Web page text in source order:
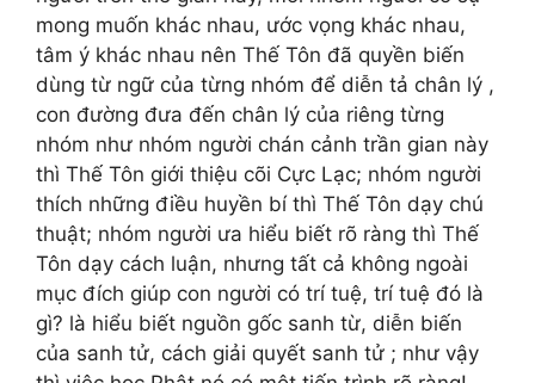
mong muốn khác nhau, ước vọng khác nhau,
tâm ý khác nhau nên Thế Tôn đã quyền biến
dùng từ ngữ của từng nhóm để diễn tả chân lý ,
con đường đưa đến chân lý của riêng từng
nhóm như nhóm người chán cảnh trần gian này
thì Thế Tôn giới thiệu cõi Cực Lạc; nhóm người
thích những điều huyền bí thì Thế Tôn dạy chú
thuật; nhóm người ưa hiểu biết rõ ràng thì Thế
Tôn dạy cách luận, nhưng tất cả không ngoài
mục đích giúp con người có trí tuệ, trí tuệ đó là
gì? là hiểu biết nguồn gốc sanh từ, diễn biến
của sanh tử, cách giải quyết sanh tử ; như vậy